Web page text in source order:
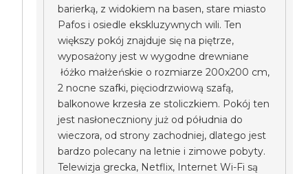
barierką, z widokiem na basen, stare miasto
Pafos i osiedle ekskluzywnych wili. Ten
większy pokój znajduje się na piętrze,
wyposażony jest w wygodne drewniane
łóżko małżeńskie o rozmiarze 200x200 cm,
2 nocne szafki, pięciodrzwiową szafą,
balkonowe krzesła ze stoliczkiem. Pokój ten
jest nasłoneczniony już od półudnia do
wieczora, od strony zachodniej, dlatego jest
bardzo polecany na letnie i zimowe pobyty.
Telewizja grecka, Netflix, Internet Wi-Fi są